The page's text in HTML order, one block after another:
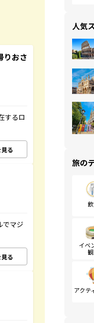
りおさ
するロ
る
でマジ
る
人気
旅の
イベ
アクテ